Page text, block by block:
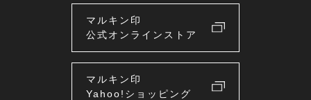
マルキン印
公式オンラインストア
マルキン印
Yahoo!ショッピング